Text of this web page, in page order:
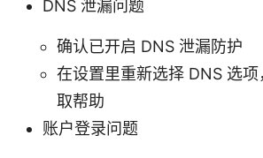
DNS 泄漏问题
确认已开启 DNS 泄漏防护
在设置里重新选择 DNS 选
取帮助
账户登录问题